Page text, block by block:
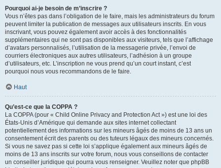
Pourquoi ai-je besoin de m’inscrire ?
Vous n’êtes pas dans l’obligation de le faire, mais les administrateurs du forum
peuvent limiter la publication de messages aux utilisateurs inscrits. En vous
inscrivant, vous pouvez également avoir accès à des fonctionnalités
supplémentaires qui ne sont pas disponibles aux visiteurs, tels que l’affichage
d’avatars personnalisés, l’utilisation de la messagerie privée, l’envoi de
courriers électroniques aux autres utilisateurs, l’adhésion à un groupe
d’utilisateurs, etc. L’inscription ne vous prend qu’un court instant, c’est
pourquoi nous vous recommandons de le faire.
Haut
Qu’est-ce que la COPPA ?
La COPPA (pour « Child Online Privacy and Protection Act ») est une loi des
États-Unis d’Amérique qui demande aux sites internet collectant
potentiellement des informations sur les mineurs âgés de moins de 13 ans un
consentement écrit des parents ou des tuteurs légaux des mineurs concernés.
Si vous ne savez pas si cette loi s’applique également aux mineurs âgés de
moins de 13 ans inscrits sur votre forum, nous vous conseillons de contacter
un conseiller juridique qui pourra vous renseigner. Veuillez noter que phpBB